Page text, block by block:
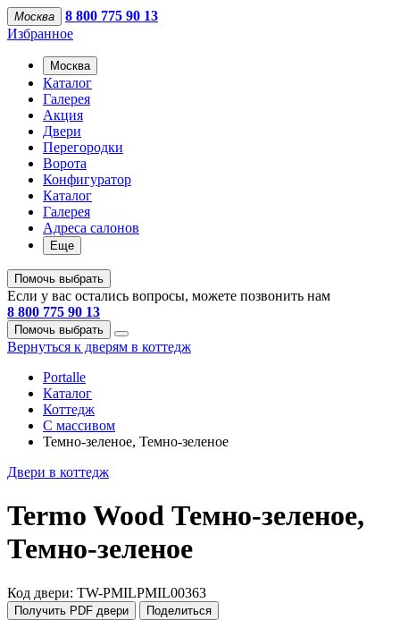
Москва
8 800 775 90 13
Избранное
Москва
Каталог
Галерея
Акция
Двери
Перегородки
Ворота
Конфигуратор
Каталог
Галерея
Адреса салонов
Еще
Помочь выбрать
Если у вас остались вопросы, можете позвонить нам
8 800 775 90 13
Помочь выбрать
Вернуться к дверям в коттедж
Portalle
Каталог
Коттедж
С массивом
Темно-зеленое, Темно-зеленое
Двери в коттедж
Termo Wood Темно-зеленое,
Темно-зеленое
Код двери: TW-PMILPMIL00363
Получить PDF двери Поделиться